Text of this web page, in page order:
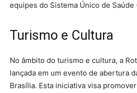
equipes do Sistema Único de Saúde
Turismo e Cultura
No âmbito do turismo e cultura, a
lançada em um evento de abertura
Brasília. Esta iniciativa visa